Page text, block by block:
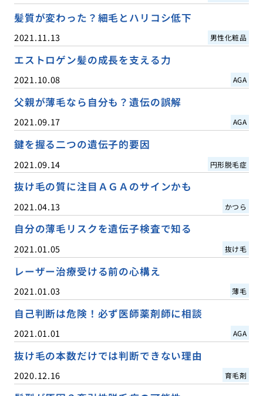
髪質が変わった？細毛とハリコシ低下
2021.11.13 男性化粧品
エストロゲン髪の成長を支える力
2021.10.08 AGA
父親が薄毛なら自分も？遺伝の誤解
2021.09.17 AGA
鍵を握る二つの遺伝子的要因
2021.09.14 円形脱毛症
抜け毛の質に注目ＡＧＡのサインかも
2021.04.13 かつら
自分の薄毛リスクを遺伝子検査で知る
2021.01.05 抜け毛
レーザー治療受ける前の心構え
2021.01.03 薄毛
自己判断は危険！必ず医師薬剤師に相談
2021.01.01 AGA
抜け毛の本数だけでは判断できない理由
2020.12.16 育毛剤